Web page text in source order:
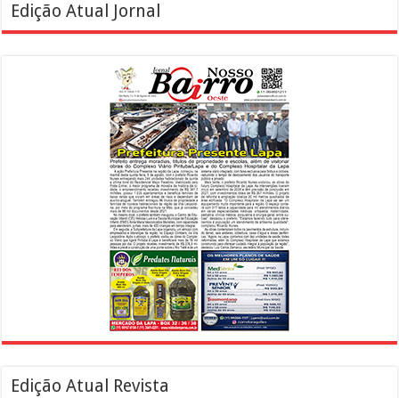
Edição Atual Jornal
Edição Atual Revista